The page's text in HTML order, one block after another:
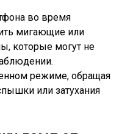
во время
мигающие или
которые могут не
режиме, обращая
или затухания